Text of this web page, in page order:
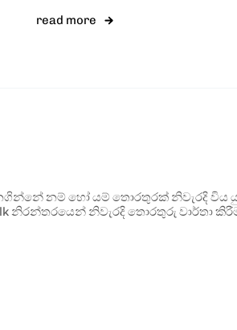
read more
නම් හෝ යම් තොරතුරක් නිවැරදි විය
නිරන්තරයෙන් නිවැරදි තොරතුරු වාර්තා